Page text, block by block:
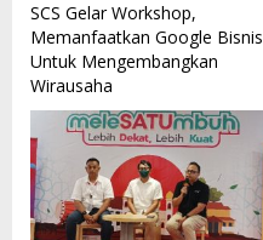
SCS Gelar Workshop,
Memanfaatkan Google Bisnis
Untuk Mengembangkan
Wirausaha